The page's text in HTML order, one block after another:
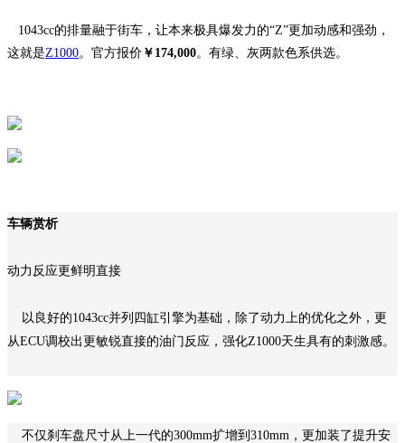
1043cc的排量融于街车，让本来极具爆发力的“Z”更加动感和强劲，
这就是Z1000。官方报价 ￥174,000。有绿、灰两款色系供选。
车辆赏析
动力反应更鲜明直接
以良好的1043cc并列四缸引擎为基础，除了动力上的优化之外，更
从ECU调校出更敏锐直接的油门反应，强化Z1000天生具有的刺激感。
不仅刹车盘尺寸从上一代的300mm扩增到310mm，更加装了提升安